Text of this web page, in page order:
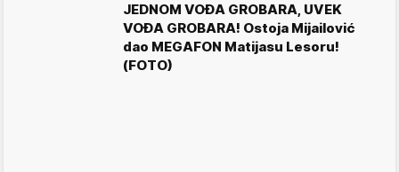
JEDNOM VOĐA GROBARA, UVEK
VOĐA GROBARA! Ostoja Mijailović
dao MEGAFON Matijasu Lesoru!
(FOTO)